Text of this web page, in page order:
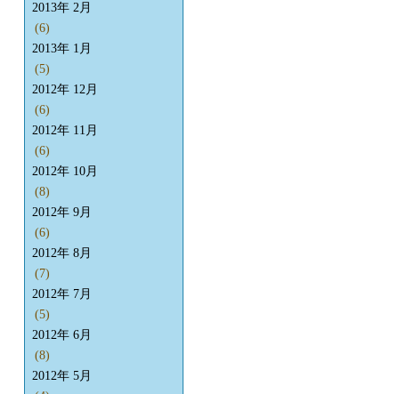
2013年 2月
(6)
2013年 1月
(5)
2012年 12月
(6)
2012年 11月
(6)
2012年 10月
(8)
2012年 9月
(6)
2012年 8月
(7)
2012年 7月
(5)
2012年 6月
(8)
2012年 5月